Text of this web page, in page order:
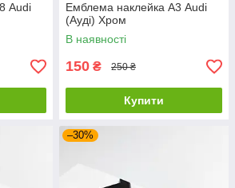
Audi
Емблема наклейка А3 Audi
(Ауді) Хром
В наявності
150 ₴ 250 ₴
Купити
–30%